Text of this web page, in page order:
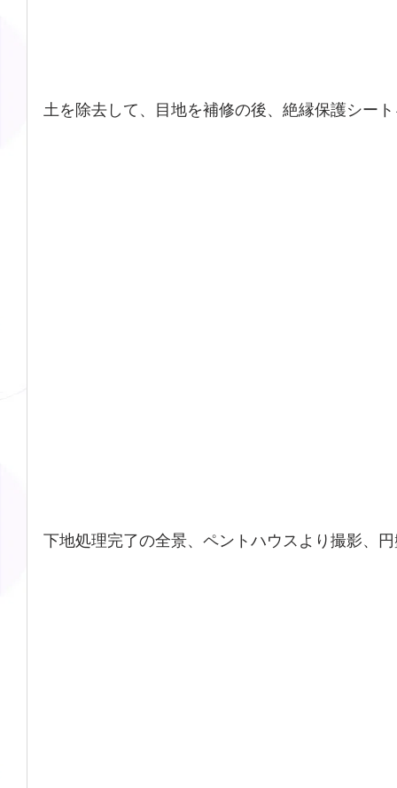
土を除去して、目地を補修の後、絶縁保護シー
下地処理完了の全景、ペントハウスより撮影、